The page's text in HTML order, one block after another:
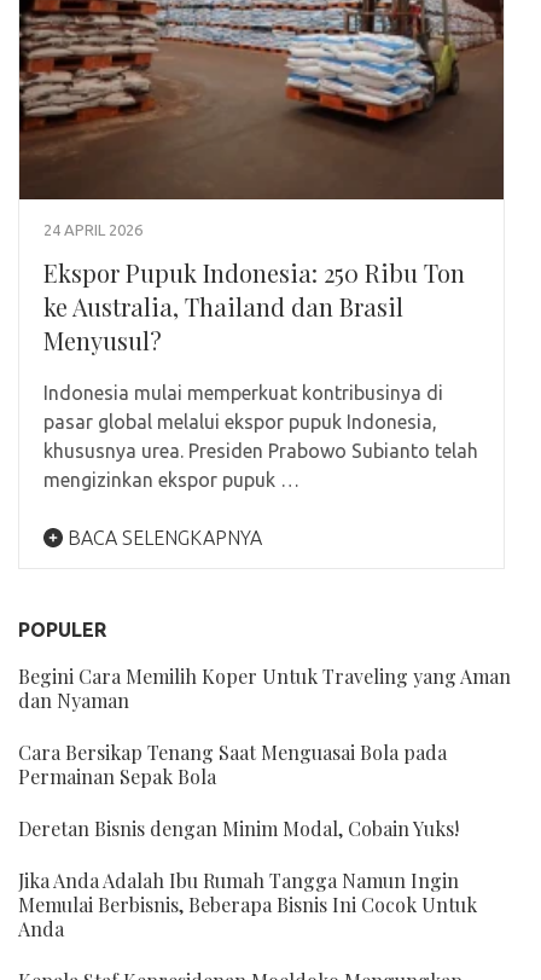
24 APRIL 2026
Ekspor Pupuk Indonesia: 250 Ribu Ton
ke Australia, Thailand dan Brasil
Menyusul?
Indonesia mulai memperkuat kontribusinya di
pasar global melalui ekspor pupuk Indonesia,
khususnya urea. Presiden Prabowo Subianto telah
mengizinkan ekspor pupuk …
BACA SELENGKAPNYA
POPULER
Begini Cara Memilih Koper Untuk Traveling yang Aman
dan Nyaman
Cara Bersikap Tenang Saat Menguasai Bola pada
Permainan Sepak Bola
Deretan Bisnis dengan Minim Modal, Cobain Yuks!
Jika Anda Adalah Ibu Rumah Tangga Namun Ingin
Memulai Berbisnis, Beberapa Bisnis Ini Cocok Untuk
Anda